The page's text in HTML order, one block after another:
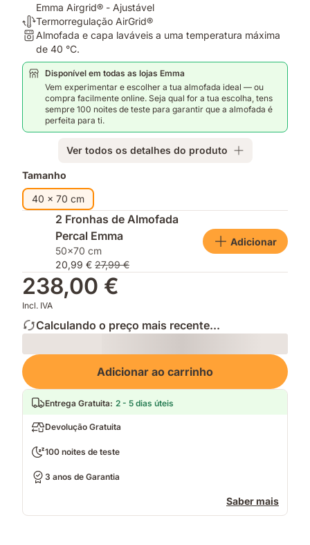
camadas
de
microfibra
e
cobertura
tecnologia
Emma
Airgrid®
Emma Airgrid® - Ajustável
Termorregulação:
Termorregulação
AirGrid®
Termorregulação AirGrid®
Lavagem:
Almofada
e
capa
laváveis
temperatura
40
°C.
Almofada e capa laváveis a uma temperatura máxima
de 40 °C.
Disponível em todas as lojas Emma
Vem experimentar e escolher a tua almofada ideal — ou
compra facilmente online. Seja qual for a tua escolha, tens
sempre 100 noites de teste para garantir que a almofada é
perfeita para ti.
Ver todos os detalhes do produto
Complementos
Tamanho
40 x 70 cm
2 Fronhas de Almofada
Percal Emma
50x70 cm
20,99 € 27,99 €
Adicionar
238,00 €
Incl. IVA
Calculando o preço mais recente...
Loading
Adicionar ao carrinho
Entrega Gratuita: 2 - 5 dias úteis
Devolução Gratuita
100 noites de teste
3 anos de Garantia
Saber mais